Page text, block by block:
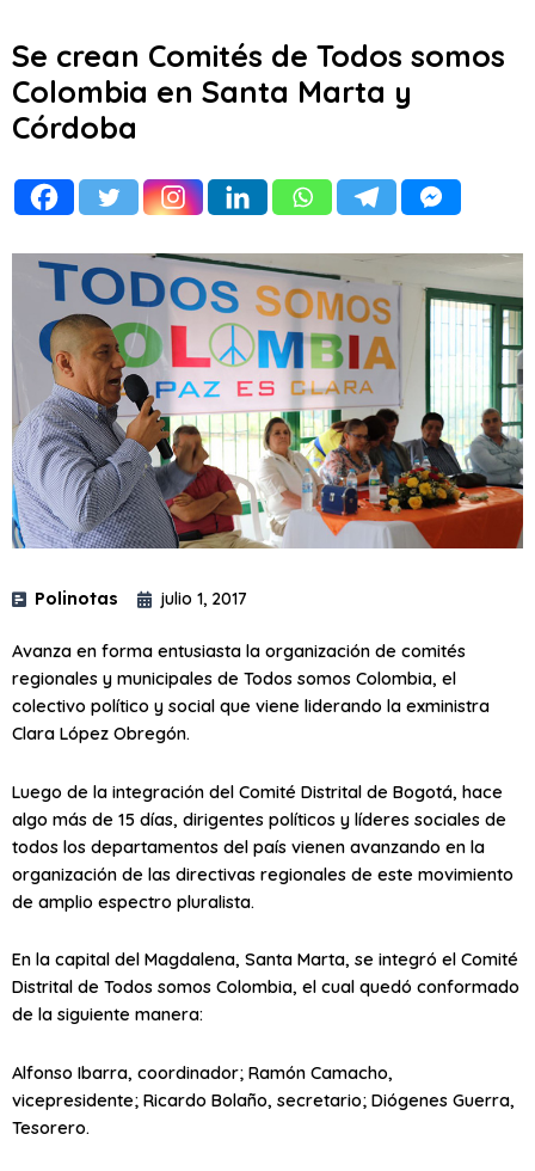
Se crean Comités de Todos somos
Colombia en Santa Marta y
Córdoba
Polinotas julio 1, 2017
Avanza en forma entusiasta la organización de comités
regionales y municipales de Todos somos Colombia, el
colectivo político y social que viene liderando la exministra
Clara López Obregón.
Luego de la integración del Comité Distrital de Bogotá, hace
algo más de 15 días, dirigentes políticos y líderes sociales de
todos los departamentos del país vienen avanzando en la
organización de las directivas regionales de este movimiento
de amplio espectro pluralista.
En la capital del Magdalena, Santa Marta, se integró el Comité
Distrital de Todos somos Colombia, el cual quedó conformado
de la siguiente manera:
Alfonso Ibarra, coordinador; Ramón Camacho,
vicepresidente; Ricardo Bolaño, secretario; Diógenes Guerra,
Tesorero.